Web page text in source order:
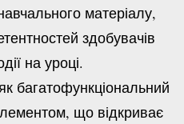
матеріалу,
здобувачів
на уроці.
багатофункціональний
що відкриває